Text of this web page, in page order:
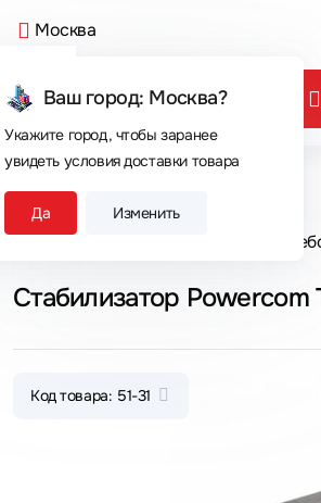
Москва
Ваш город: Москва?
Укажите город, чтобы заранее
увидеть условия доставки товара
Да Изменить
Сегодня покупают
Главная
Стабилизатор Powercom
Код товара: 51-31